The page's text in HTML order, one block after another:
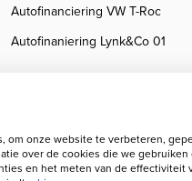
Autofinanciering VW T-Roc
Autofinaniering Lynk&Co 01
Klanten beoordelingen
om onze website te verbeteren,
over de cookies die we
en het meten van de effectiviteit